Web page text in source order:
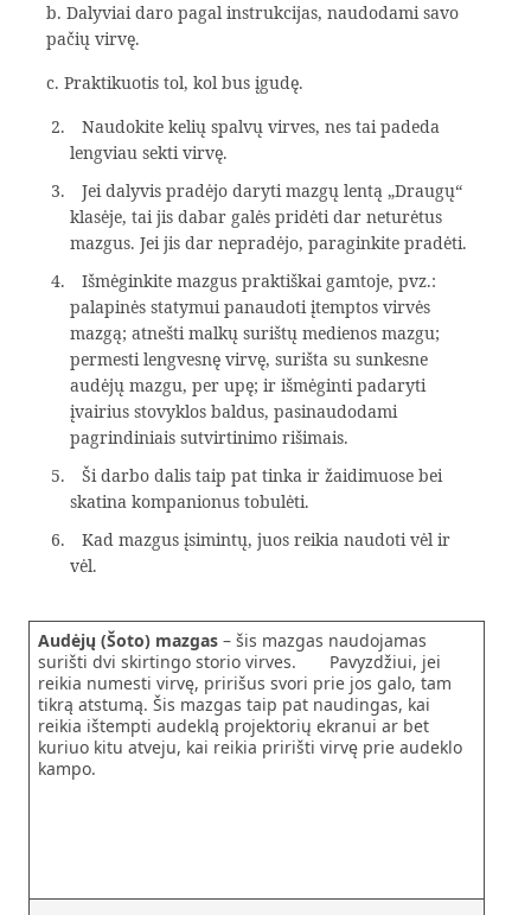
b. Dalyviai daro pagal instrukcijas, naudodami savo
pačių virvę.
c. Praktikuotis tol, kol bus įgudę.
Naudokite kelių spalvų virves, nes tai padeda
lengviau sekti virvę.
Jei dalyvis pradėjo daryti mazgų lentą „Draugų“
klasėje, tai jis dabar galės pridėti dar neturėtus
mazgus. Jei jis dar nepradėjo, paraginkite pradėti.
Išmėginkite mazgus praktiškai gamtoje, pvz.:
palapinės statymui panaudoti įtemptos virvės
mazgą; atnešti malkų surištų medienos mazgu;
permesti lengvesnę virvę, surišta su sunkesne
audėjų mazgu, per upę; ir išmėginti padaryti
įvairius stovyklos baldus, pasinaudodami
pagrindiniais sutvirtinimo rišimais.
Ši darbo dalis taip pat tinka ir žaidimuose bei
skatina kompanionus tobulėti.
Kad mazgus įsimintų, juos reikia naudoti vėl ir
vėl.
Audėjų (Šoto) mazgas – šis mazgas naudojamas
surišti dvi skirtingo storio virves. Pavyzdžiui, jei
reikia numesti virvę, pririšus svori prie jos galo, tam
tikrą atstumą. Šis mazgas taip pat naudingas, kai
reikia ištempti audeklą projektorių ekranui ar bet
kuriuo kitu atveju, kai reikia pririšti virvę prie audeklo
kampo.